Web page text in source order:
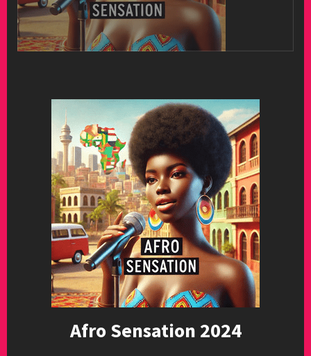
Afro Sensation 2024